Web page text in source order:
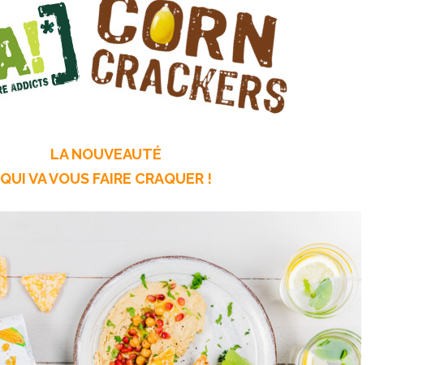
LA NOUVEAUTÉ
QUI VA VOUS FAIRE CRAQUER !